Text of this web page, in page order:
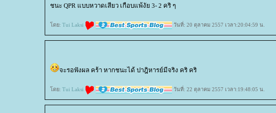
ชนะ QPR แบบหวาดเสียว เกือบแพ้งัย 3- 2 คริ ๆ
ดย: Tui Laksi วันที่: 20 ตุลาคม 2557 เวลา:20:04:59 น.
จะรอฟังผล คร้า หากชนะได้ ปาฎิหารย์มีจริง คริ คริ
ดย: Tui Laksi วันที่: 22 ตุลาคม 2557 เวลา:19:48:05 น.